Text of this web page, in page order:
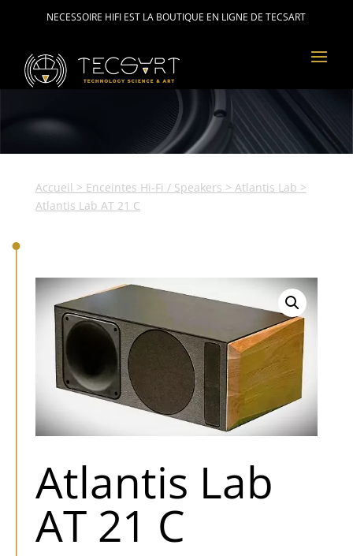
NECESSOIRE HIFI EST LA BOUTIQUE EN LIGNE DE TECSART
Accueil > Enceintes Hi-Fi / Speakers > Atlantis Lab >
Atlantis Lab AT 21 C
Atlantis Lab
AT 21 C